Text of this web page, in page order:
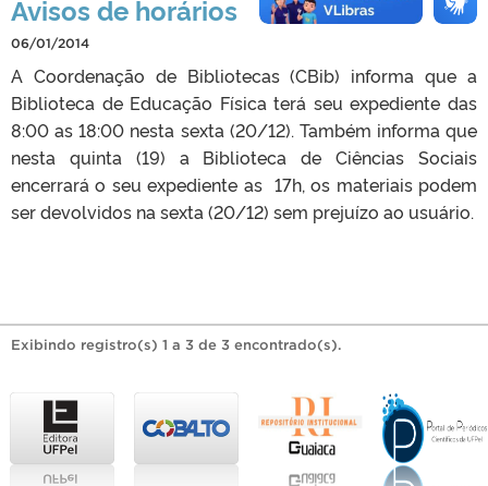
Avisos de horários
06/01/2014
A Coordenação de Bibliotecas (CBib) informa que a
Biblioteca de Educação Física terá seu expediente das
8:00 as 18:00 nesta sexta (20/12). Também informa que
nesta quinta (19) a Biblioteca de Ciências Sociais
encerrará o seu expediente as 17h, os materiais podem
ser devolvidos na sexta (20/12) sem prejuízo ao usuário.
Exibindo registro(s) 1 a 3 de 3 encontrado(s).